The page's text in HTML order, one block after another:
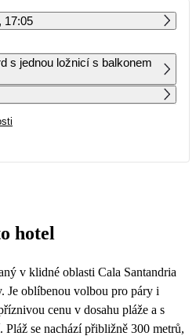
ČT PÁ SO NE
12 429 10 449
8 9 10 11
22 23 24 25
17:05
ložnicí s balkonem
hotel
v klidné oblasti Cala Santandria
Je oblíbenou volbou pro páry i
cenu v dosahu pláže a s
se nachází přibližně 300 metrů,